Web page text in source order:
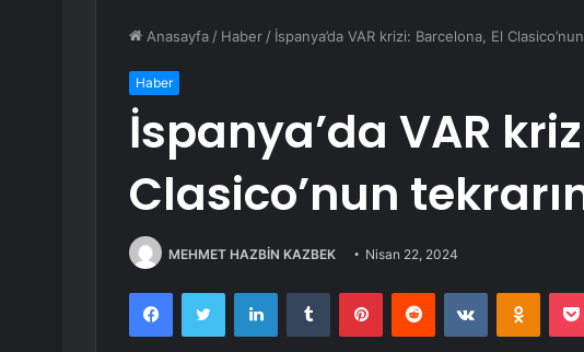
Anasayfa / Haber / İspanya’da VAR krizi: Barcelona, El
Haber
İspanya’da VAR
Clasico’nun
MEHMET HAZBİN KAZBEK Nisan 22, 2024
FacebookTwitter LinkedInTumblr PinterestReddit VKontakte